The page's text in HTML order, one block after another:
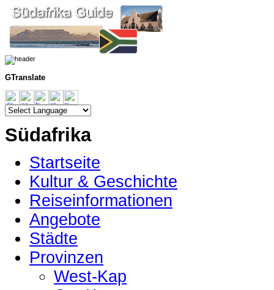
GTranslate
Südafrika
Startseite
Kultur & Geschichte
Reiseinformationen
Angebote
Städte
Provinzen
West-Kap